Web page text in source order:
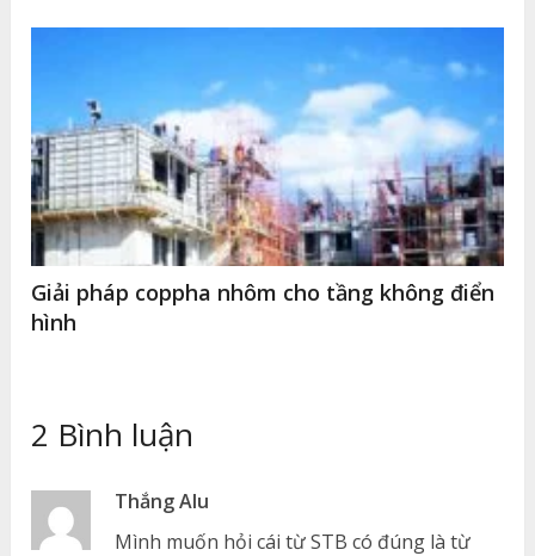
Giải pháp coppha nhôm cho tầng không điển
hình
2 Bình luận
Thắng Alu
Mình muốn hỏi cái từ STB có đúng là từ